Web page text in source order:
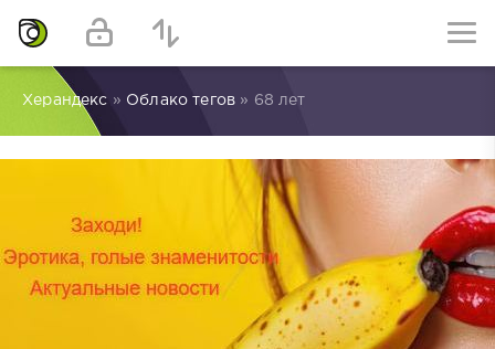
Херандекс » Облако тегов » 68 лет